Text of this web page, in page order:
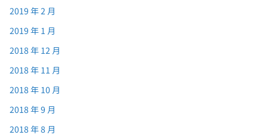
2019 年 2 月
2019 年 1 月
2018 年 12 月
2018 年 11 月
2018 年 10 月
2018 年 9 月
2018 年 8 月